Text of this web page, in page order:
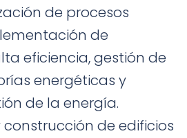
de procesos
de
eficiencia, gestión de
energéticas y
de la energía.
construcción de edificios